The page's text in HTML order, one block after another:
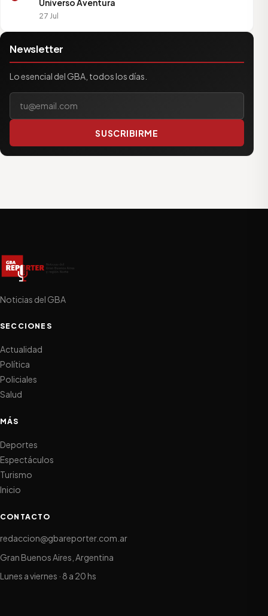
27 Jul
Newsletter
Lo esencial del GBA, todos los días.
Tu correo electrónico
SUSCRIBIRME
Noticias del GBA
SECCIONES
Actualidad
Política
Policiales
Salud
MÁS
Deportes
Espectáculos
Turismo
Inicio
CONTACTO
redaccion@gbareporter.com.ar
Gran Buenos Aires, Argentina
Lunes a viernes · 8 a 20 hs